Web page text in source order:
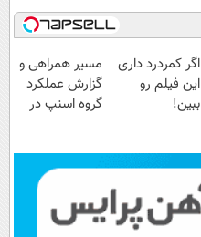
اگر کمردرد داری
این فیلم رو
ببین!
مسیر همراهی و
گزارش عملکرد
گروه اسنپ در